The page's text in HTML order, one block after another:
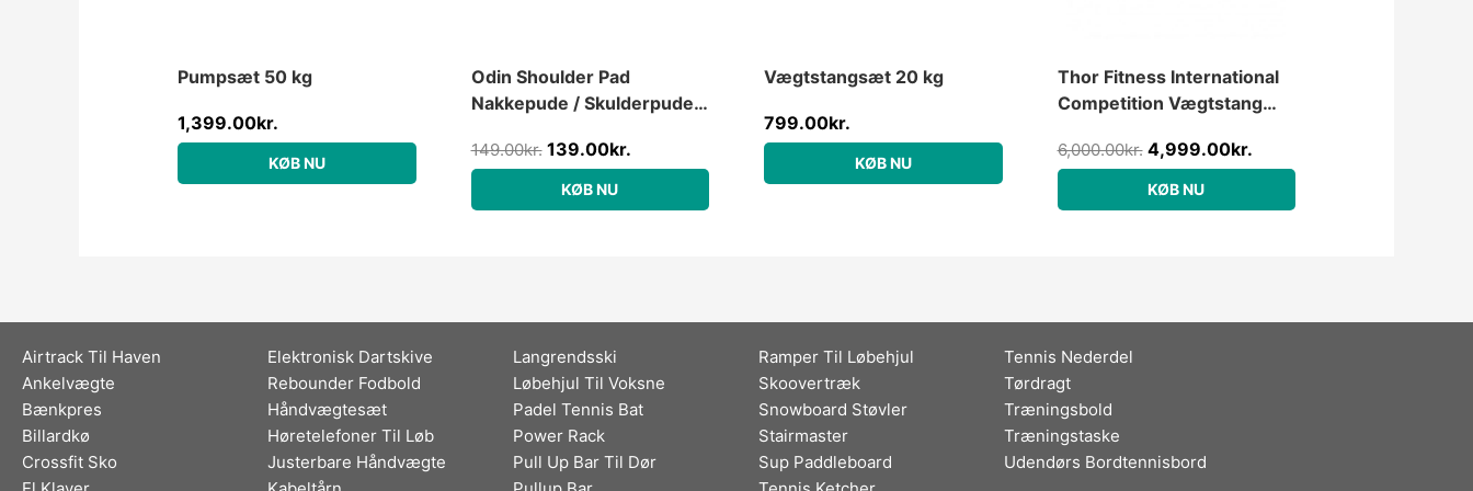
Pumpsæt 50 kg
1,399.00kr.
KØB NU
Odin Shoulder Pad
Nakkepude / Skulderpude
149.00kr. 139.00kr.
KØB NU
Vægtstangsæt 20 kg
799.00kr.
KØB NU
Thor Fitness International
Competition Vægtstang
6,000.00kr. 4,999.00kr.
KØB NU
Airtrack Til Haven
Ankelvægte
Bænkpres
Billardkø
Crossfit Sko
Elektronisk Dartskive
Rebounder Fodbold
Håndvægtesæt
Høretelefoner Til Løb
Justerbare Håndvægte
Langrendsski
Løbehjul Til Voksne
Padel Tennis Bat
Power Rack
Pull Up Bar Til Dør
Ramper Til Løbehjul
Skoovertræk
Snowboard Støvler
Stairmaster
Sup Paddleboard
Tennis Nederdel
Tørdragt
Træningsbold
Træningstaske
Udendørs Bordtennisbord